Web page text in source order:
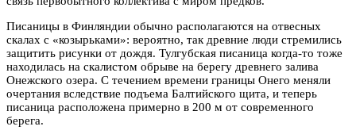
Писаницы в Финляндии обычно располагаются на отвесных
скалах с «козырьками»: вероятно, так древние люди стремились
защитить рисунки от дождя. Тулгубская писаница когда-то тоже
находилась на скалистом обрыве на берегу древнего залива
Онежского озера. С течением времени границы Онего меняли
очертания вследствие подъема Балтийского щита, и теперь
писаница расположена примерно в 200 м от современного
берега.